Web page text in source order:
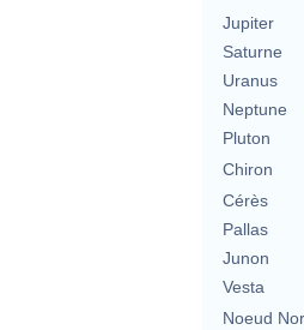
Jupiter
Saturne
Uranus
Neptune
Pluton
Chiron
Cérès
Pallas
Junon
Vesta
Noeud